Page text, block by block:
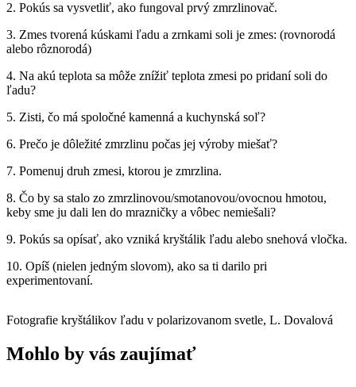
2. Pokús sa vysvetliť, ako fungoval prvý zmrzlinovač.
3. Zmes tvorená kúskami ľadu a zrnkami soli je zmes: (rovnorodá
alebo rôznorodá)
4. Na akú teplota sa môže znížiť teplota zmesi po pridaní soli do
ľadu?
5. Zisti, čo má spoločné kamenná a kuchynská soľ?
6. Prečo je dôležité zmrzlinu počas jej výroby miešať?
7. Pomenuj druh zmesi, ktorou je zmrzlina.
8. Čo by sa stalo zo zmrzlinovou/smotanovou/ovocnou hmotou,
keby sme ju dali len do mrazničky a vôbec nemiešali?
9. Pokús sa opísať, ako vzniká kryštálik ľadu alebo snehová vločka.
10. Opíš (nielen jedným slovom), ako sa ti darilo pri
experimentovaní.
Fotografie kryštálikov ľadu v polarizovanom svetle, L. Dovalová
Mohlo by vás zaujímať